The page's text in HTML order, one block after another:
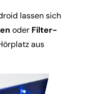
lassen sich
oder Filter-
aus